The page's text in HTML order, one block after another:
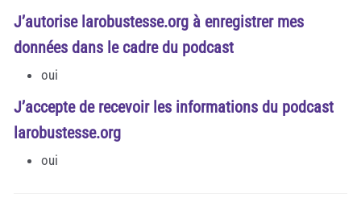
J’autorise larobustesse.org à enregistrer mes
données dans le cadre du podcast
oui
J’accepte de recevoir les informations du podcast
larobustesse.org
oui